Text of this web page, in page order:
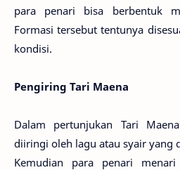
para penari bisa berbentuk
Formasi tersebut tentunya
kondisi.
Pengiring Tari Maena
Dalam pertunjukan Tari
diiringi oleh lagu atau syair yang
Kemudian para penari